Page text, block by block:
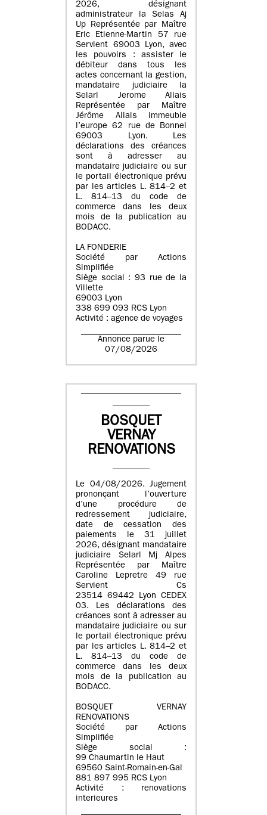
2026, désignant
administrateur la Selas Aj
Up Représentée par Maître
Eric Etienne-Martin 57 rue
Servient 69003 Lyon, avec
les pouvoirs : assister le
débiteur dans tous les
actes concernant la gestion,
mandataire judiciaire la
Selarl Jerome Allais
Représentée par Maître
Jérôme Allais immeuble
l’europe 62 rue de Bonnel
69003 Lyon. Les
déclarations des créances
sont à adresser au
mandataire judiciaire ou sur
le portail électronique prévu
par les articles L. 814–2 et
L. 814–13 du code de
commerce dans les deux
mois de la publication au
BODACC.
LA FONDERIE
Société par Actions
Simplifiée
Siège social : 93 rue de la
Villette
69003 Lyon
338 699 093 RCS Lyon
Activité : agence de voyages
Annonce parue le
07/08/2026
BOSQUET
VERNAY
RENOVATIONS
Le 04/08/2026. Jugement
prononçant l’ouverture
d’une procédure de
redressement judiciaire,
date de cessation des
paiements le 31 juillet
2026, désignant mandataire
judiciaire Selarl Mj Alpes
Représentée par Maître
Caroline Lepretre 49 rue
Servient Cs
23514 69442 Lyon CEDEX
03. Les déclarations des
créances sont à adresser au
mandataire judiciaire ou sur
le portail électronique prévu
par les articles L. 814–2 et
L. 814–13 du code de
commerce dans les deux
mois de la publication au
BODACC.
BOSQUET VERNAY
RENOVATIONS
Société par Actions
Simplifiée
Siège social :
99 Chaumartin le Haut
69560 Saint-Romain-en-Gal
881 897 995 RCS Lyon
Activité : renovations
interieures